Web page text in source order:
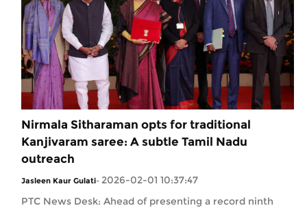
Nirmala Sitharaman opts for traditional
Kanjivaram saree: A subtle Tamil Nadu
outreach
Jasleen Kaur Gulati- 2026-02-01 10:37:47
PTC News Desk: Ahead of presenting a record ninth